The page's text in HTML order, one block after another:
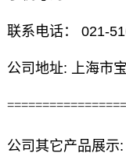
联系电话： 021-
公司地址: 上海市
公司其它产品展示: